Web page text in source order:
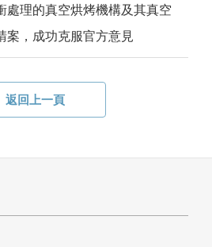
處理的真空烘烤機構及其真空
案，成功克服官方意見
返回上一頁